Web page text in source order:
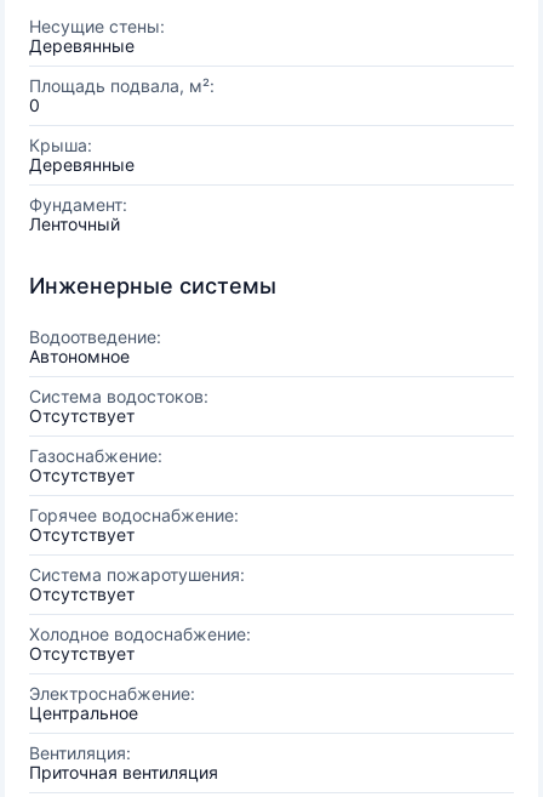
Несущие стены:
Деревянные
Площадь подвала, м²:
0
Крыша:
Деревянные
Фундамент:
Ленточный
Инженерные системы
Водоотведение:
Автономное
Система водостоков:
Отсутствует
Газоснабжение:
Отсутствует
Горячее водоснабжение:
Отсутствует
Система пожаротушения:
Отсутствует
Холодное водоснабжение:
Отсутствует
Электроснабжение:
Центральное
Вентиляция:
Приточная вентиляция